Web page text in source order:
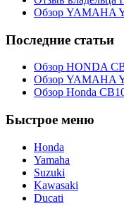
Обзор YAMAHA
Последние статьи
Обзор HONDA
Обзор YAMAHA
Обзор Honda
Быстрое меню
Honda
Yamaha
Suzuki
Kawasaki
Ducati